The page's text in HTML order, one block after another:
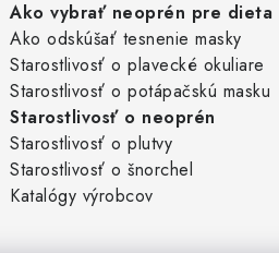
Ako vybrať neoprén pre dieta
Ako odskúšať tesnenie masky
Starostlivosť o plavecké okuliare
Starostlivosť o potápačskú masku
Starostlivosť o neoprén
Starostlivosť o plutvy
Starostlivosť o šnorchel
Katalógy výrobcov